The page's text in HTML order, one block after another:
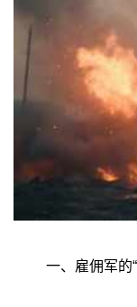
一、雇佣军的